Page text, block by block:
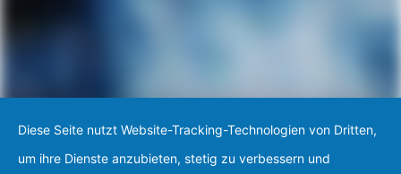
Diese Seite nutzt Website-Tracking-Technologien von Dritten,
um ihre Dienste anzubieten, stetig zu verbessern und